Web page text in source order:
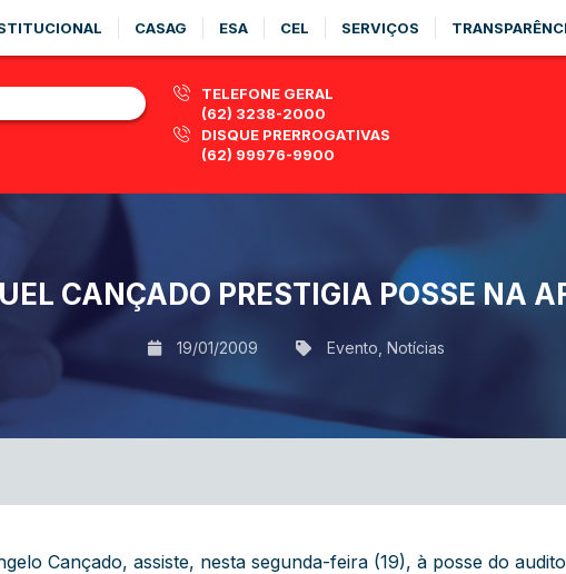
CASAG ESA CEL SERVIÇOS
TELEFONE GERAL
(62) 3238-2000
DISQUE PRERROGATIVAS
(62) 99976-9900
CANÇADO PRESTIGIA POSSE NA
19/01/2009 Evento Notícias
Cançado, assiste, nesta segunda-feira (19), à posse do